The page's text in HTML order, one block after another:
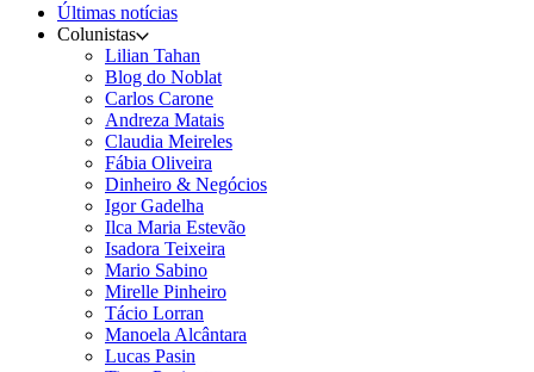
Últimas notícias
Colunistas
Lilian Tahan
Blog do Noblat
Carlos Carone
Andreza Matais
Claudia Meireles
Fábia Oliveira
Dinheiro & Negócios
Igor Gadelha
Ilca Maria Estevão
Isadora Teixeira
Mario Sabino
Mirelle Pinheiro
Tácio Lorran
Manoela Alcântara
Lucas Pasin